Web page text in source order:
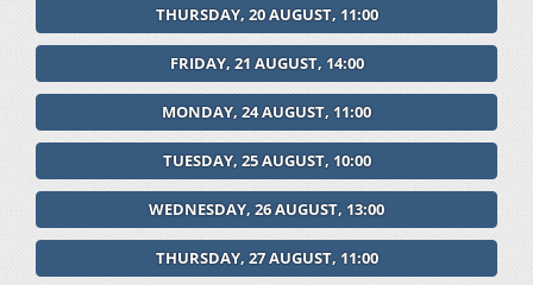
THURSDAY, 20 AUGUST, 11:00
FRIDAY, 21 AUGUST, 14:00
MONDAY, 24 AUGUST, 11:00
TUESDAY, 25 AUGUST, 10:00
WEDNESDAY, 26 AUGUST, 13:00
THURSDAY, 27 AUGUST, 11:00